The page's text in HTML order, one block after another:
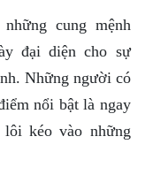
cung mệnh
đại diện cho sự
Những người có
nổi bật là ngay
kéo vào những